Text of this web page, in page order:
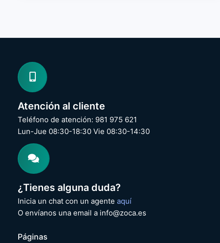
Atención al cliente
Teléfono de atención: 981 975 621
Lun-Jue 08:30-18:30 Vie 08:30-14:30
¿Tienes alguna duda?
Inicia un chat con un agenteaquí
O envíanos una email a info@zoca.es
Páginas